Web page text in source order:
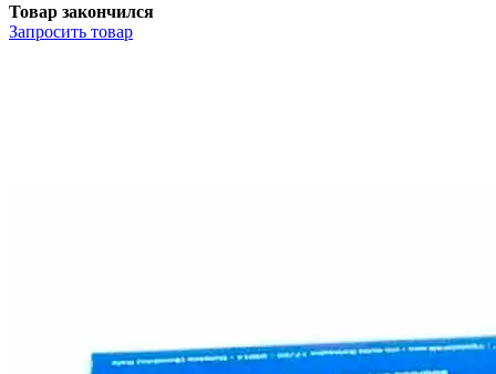
Товар закончился
Запросить товар